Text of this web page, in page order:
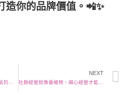
造你的品牌價值。📲✨
NEXT